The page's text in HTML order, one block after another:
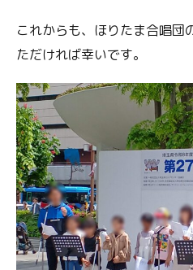
これからも、ほりたま合唱団
ただければ幸いです。